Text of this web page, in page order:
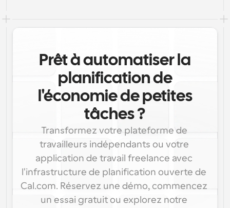
Prêt à automatiser la
planification de
l'économie de petites
tâches ?
Transformez votre plateforme de
travailleurs indépendants ou votre
application de travail freelance avec
l'infrastructure de planification ouverte de
Cal.com. Réservez une démo, commencez
un essai gratuit ou explorez notre